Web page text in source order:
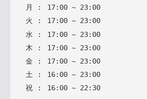
月
: 17: 00 ~ 23: 00
火
: 17: 00 ~ 23: 00
水 : 17: 00 ~ 23: 00
木 : 17: 00 ~ 23: 00
金 : 17: 00 ~ 23: 00
土 : 16: 00 ~ 23: 00
祝 : 16: 00 ~ 22 : 30